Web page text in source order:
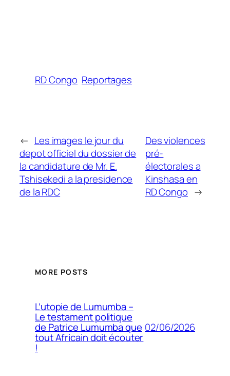
RD Congo Reportages
← Les images le jour du
depot officiel du dossier de
la candidature de Mr. E.
Tshisekedi a la presidence
de la RDC
Des violences
pré-
électorales a
Kinshasa en
RD Congo →
MORE POSTS
L’utopie de Lumumba –
Le testament politique
de Patrice Lumumba que
tout Africain doit écouter
!
02/06/2026